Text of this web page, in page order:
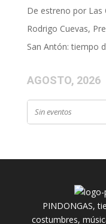
De estreno por Las
Rodrigo Cuevas,
San Antón: tiempo
AGOSTO, 2026
Sin eventos
PINDONGAS,
costumbres,